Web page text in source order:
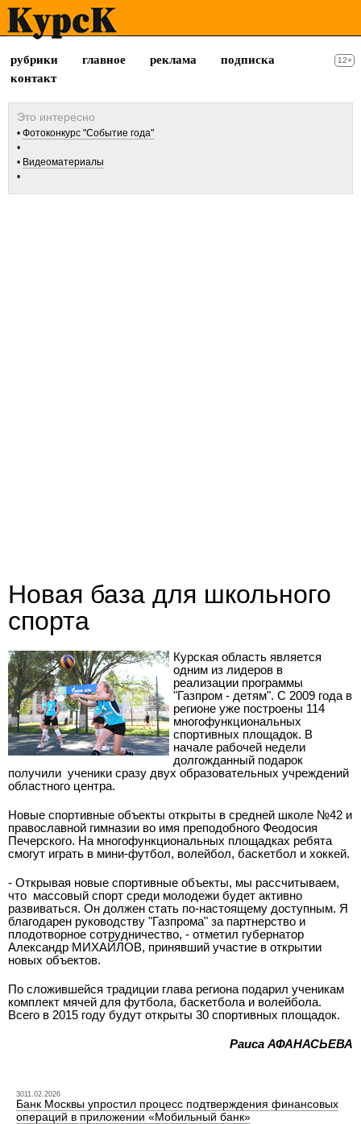
рубрики главное реклама
подписка
контакт
12+
Фотоконкурс "Событие года"
Видеоматериалы
Новая база для школьного
спорта
Курская область является
одним из лидеров в
реализации программы
"Газпром - детям". С 2009 года в
регионе уже построены 114
многофункциональных
спортивных площадок. В
начале рабочей недели
долгожданный подарок
получили ученики сразу двух образовательных учреждений
областного центра.
Новые спортивные объекты открыты в средней школе №42 и
православной гимназии во имя преподобного Феодосия
Печерского. На многофункциональных площадках ребята
смогут играть в мини-футбол, волейбол, баскетбол и хоккей.
- Открывая новые спортивные объекты, мы рассчитываем,
что массовый спорт среди молодежи будет активно
развиваться. Он должен стать по-настоящему доступным. Я
благодарен руководству "Газпрома" за партнерство и
плодотворное сотрудничество, - отметил губернатор
Александр МИХАЙЛОВ, принявший участие в открытии
новых объектов.
По сложившейся традиции глава региона подарил ученикам
комплект мячей для футбола, баскетбола и волейбола.
Всего в 2015 году будут открыты 30 спортивных площадок.
Раиса АФАНАСЬЕВА
3011.02.2026
Банк Москвы упростил процесс подтверждения финансовых
операций в приложении «Мобильный банк»